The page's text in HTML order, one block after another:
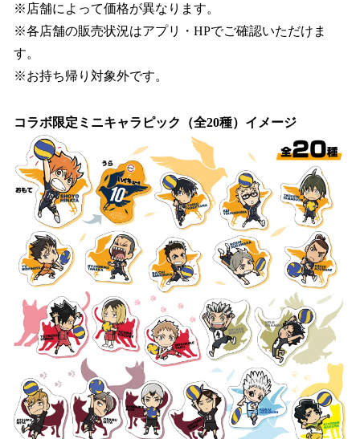
※店舗によって価格が異なります。
※各店舗の販売状況はアプリ・HPでご確認いただけま
す。
※お持ち帰り対象外です。
コラボ限定ミニキャラピック（全20種）イメージ